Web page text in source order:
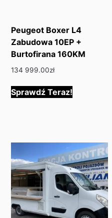
Peugeot Boxer L4
Zabudowa 10EP +
Burtofirana 160KM
134 999.00zł
Sprawdź Teraz!